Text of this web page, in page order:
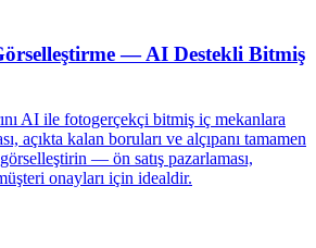
— AI Destekli Bitmiş
AI ile fotogerçekçi bitmiş iç mekanlara
açıkta kalan boruları ve alçıpanı tamamen
— ön satış pazarlaması,
onayları için idealdir.